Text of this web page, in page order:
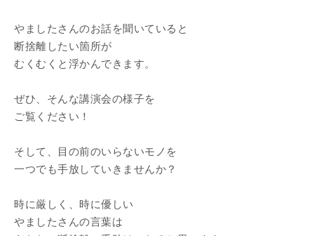
やましたさんのお話を聞いていると
断捨離したい箇所が
むくむくと浮かんできます。
ぜひ、そんな講演会の様子を
ご覧ください！
そして、目の前のいらないモノを
一つでも手放していきませんか？
時に厳しく、時に優しい
やましたさんの言葉は